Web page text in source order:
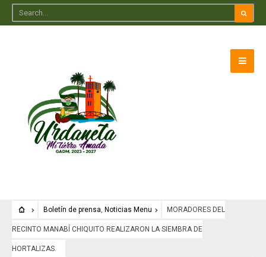
Boletín de prensa, Noticias Menu MORADORES DEL
RECINTO MANABÍ CHIQUITO REALIZARON LA SIEMBRA DE
HORTALIZAS.